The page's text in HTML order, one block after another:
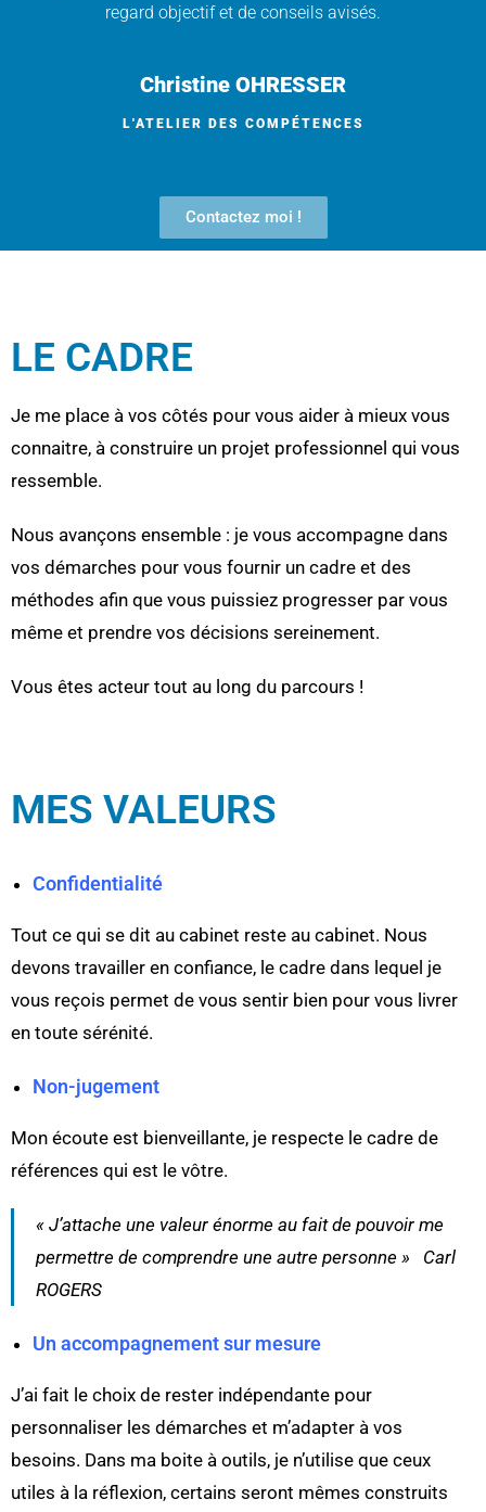
regard objectif et de conseils avisés.
Christine OHRESSER
L'ATELIER DES COMPÉTENCES
Contactez moi !
LE CADRE
Je me place à vos côtés pour vous aider à mieux vous
connaitre, à construire un projet professionnel qui vous
ressemble.
Nous avançons ensemble : je vous accompagne dans
vos démarches pour vous fournir un cadre et des
méthodes afin que vous puissiez progresser par vous
même et prendre vos décisions sereinement.
Vous êtes acteur tout au long du parcours !
MES VALEURS
Confidentialité
Tout ce qui se dit au cabinet reste au cabinet. Nous
devons travailler en confiance, le cadre dans lequel je
vous reçois permet de vous sentir bien pour vous livrer
en toute sérénité.
Non-jugement
Mon écoute est bienveillante, je respecte le cadre de
références qui est le vôtre.
« J’attache une valeur énorme au fait de pouvoir me
permettre de comprendre une autre personne » Carl
ROGERS
Un accompagnement sur mesure
J’ai fait le choix de rester indépendante pour
personnaliser les démarches et m’adapter à vos
besoins. Dans ma boite à outils, je n’utilise que ceux
utiles à la réflexion, certains seront mêmes construits